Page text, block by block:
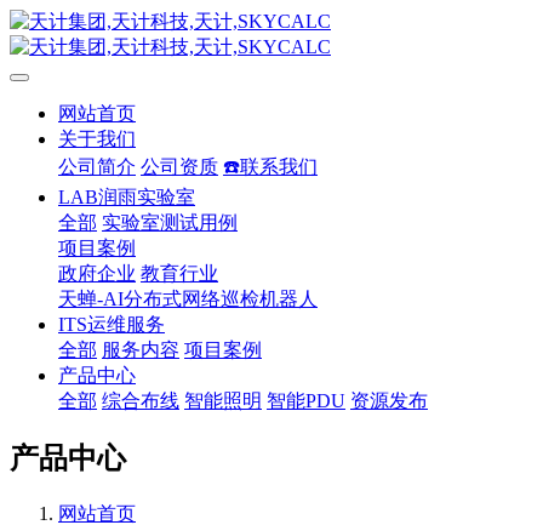
网站首页
关于我们
公司简介 公司资质 ☎️联系我们
LAB润雨实验室
全部 实验室测试用例
项目案例
政府企业 教育行业
天蝉-AI分布式网络巡检机器人
ITS运维服务
全部 服务内容 项目案例
产品中心
全部 综合布线 智能照明 智能PDU 资源发布
产品中心
网站首页